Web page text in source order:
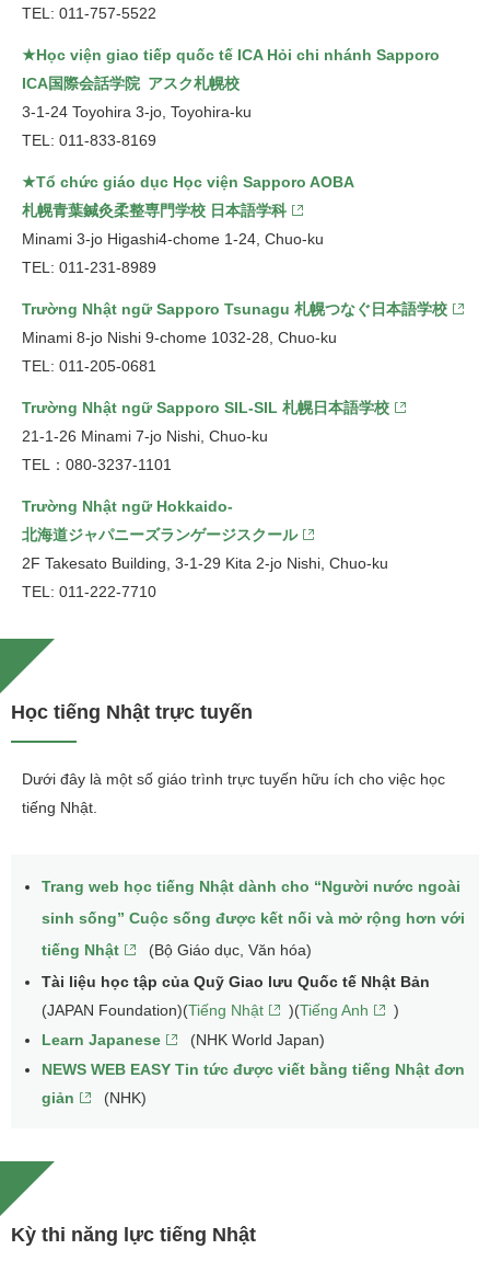
TEL: 011-757-5522
★Học viện giao tiếp quốc tế ICA Hỏi chi nhánh Sapporo
ICA国際会話学院 アスク札幌校
3-1-24 Toyohira 3-jo, Toyohira-ku
TEL: 011-833-8169
★Tổ chức giáo dục Học viện Sapporo AOBA
札幌青葉鍼灸柔整専門学校 日本語学科
Minami 3-jo Higashi4-chome 1-24, Chuo-ku
TEL: 011-231-8989
Trường Nhật ngữ Sapporo Tsunagu 札幌つなぐ日本語学校
Minami 8-jo Nishi 9-chome 1032-28, Chuo-ku
TEL: 011-205-0681
Trường Nhật ngữ Sapporo SIL-SIL 札幌日本語学校
21-1-26 Minami 7-jo Nishi, Chuo-ku
TEL：080-3237-1101
Trường Nhật ngữ Hokkaido-
北海道ジャパニーズランゲージスクール
2F Takesato Building, 3-1-29 Kita 2-jo Nishi, Chuo-ku
TEL: 011-222-7710
Học tiếng Nhật trực tuyến
Dưới đây là một số giáo trình trực tuyến hữu ích cho việc học
tiếng Nhật.
Trang web học tiếng Nhật dành cho “Người nước ngoài
sinh sống” Cuộc sống được kết nối và mở rộng hơn với
tiếng Nhật
(Bộ Giáo dục, Văn hóa)
Tài liệu học tập của Quỹ Giao lưu Quốc tế Nhật Bản
(JAPAN Foundation)(Tiếng Nhật )(Tiếng Anh
)
Learn Japanese
(NHK World Japan)
NEWS WEB EASY Tin tức được viết bằng tiếng Nhật đơn
giản
(NHK)
Kỳ thi năng lực tiếng Nhật